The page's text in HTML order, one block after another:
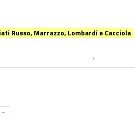
Russo, Marrazzo, Lombardi e Cacciola
→